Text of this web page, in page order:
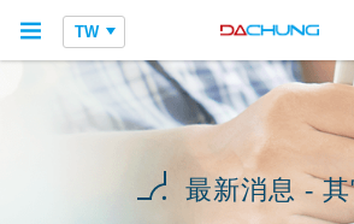
TW
最新消息 -